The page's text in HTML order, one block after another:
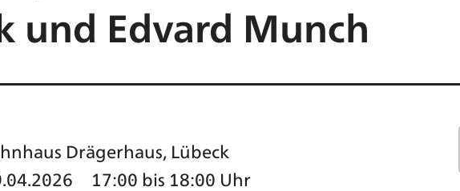
und Edvard Munch
Drägerhaus, Lübeck
17:00 bis 18:00 Uhr